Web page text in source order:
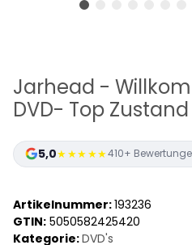
Jarhead -
DVD- Top Zustand
5,0★★★★★410+
Artikelnummer:193236
GTIN: 5050582425420
Kategorie:DVD's